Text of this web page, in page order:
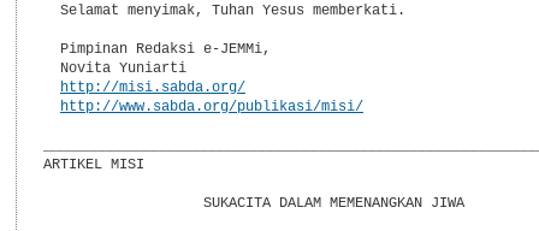
  Selamat menyimak, Tuhan Yesus memberkati.
  Pimpinan Redaksi e-JEMMi,
  Novita Yuniarti
http://misi.sabda.org/
http://www.sabda.org/publikasi/misi/
ARTIKEL MISI
                   SUKACITA DALAM MEMENANGKAN JIWA